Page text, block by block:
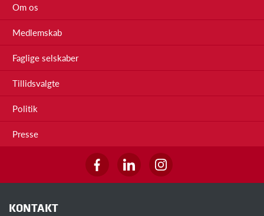
Om os
Medlemskab
Faglige selskaber
Tillidsvalgte
Politik
Presse
KONTAKT